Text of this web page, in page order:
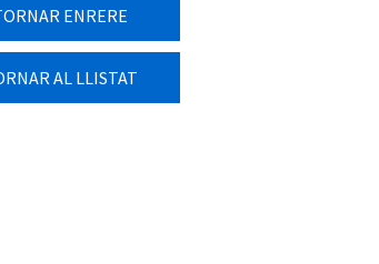
ENRERE
AL LLISTAT